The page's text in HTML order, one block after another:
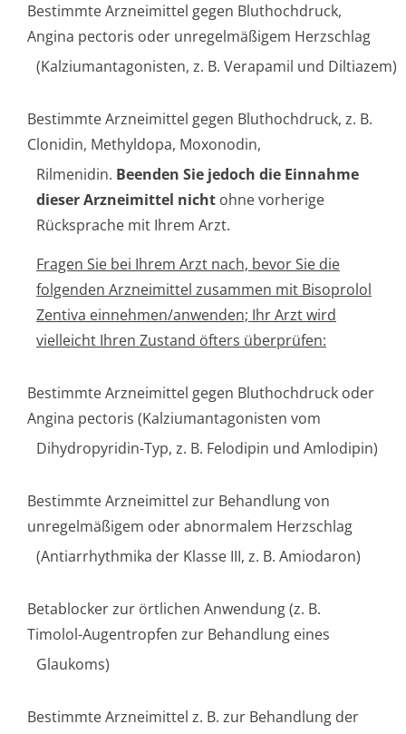
Bestimmte Arzneimittel gegen Bluthochdruck,
Angina pectoris oder unregelmäßigem Herzschlag
(Kalziumantago­nisten, z. B. Verapamil und Diltiazem)
Bestimmte Arzneimittel gegen Bluthochdruck, z. B.
Clonidin, Methyldopa, Moxonodin,
Rilmenidin. Beenden Sie jedoch die Einnahme
dieser Arzneimittel nicht ohne vorherige
Rücksprache mit Ihrem Arzt.
Fragen Sie bei Ihrem Arzt nach, bevor Sie die
folgenden Arzneimittel zusammen mit Bisoprolol
Zentiva einnehmen/anwenden; Ihr Arzt wird
vielleicht Ihren Zustand öfters überprüfen:
Bestimmte Arzneimittel gegen Bluthochdruck oder
Angina pectoris (Kalziumantago­nisten vom
Dihydropyridin-Typ, z. B. Felodipin und Amlodipin)
Bestimmte Arzneimittel zur Behandlung von
unregelmäßigem oder abnormalem Herzschlag
(Antiarrhythmika der Klasse III, z. B. Amiodaron)
Betablocker zur örtlichen Anwendung (z. B.
Timolol-Augentropfen zur Behandlung eines
Glaukoms)
Bestimmte Arzneimittel z. B. zur Behandlung der